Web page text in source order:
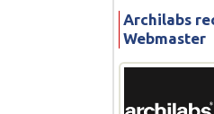
Archilabs
Webmaster